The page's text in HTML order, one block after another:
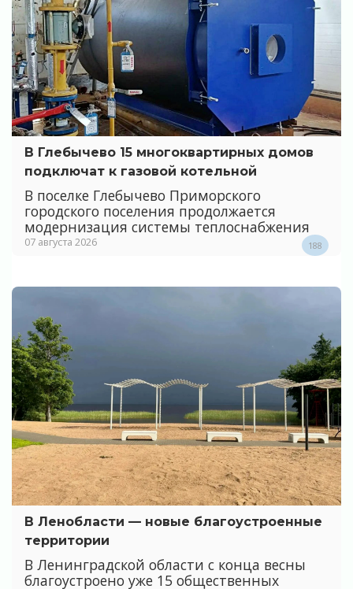
В Глебычево 15 многоквартирных домов
подключат к газовой котельной
В поселке Глебычево Приморского
городского поселения продолжается
модернизация системы теплоснабжения
07 августа 2026 188
В Ленобласти — новые благоустроенные
территории
В Ленинградской области с конца весны
благоустроено уже 15 общественных